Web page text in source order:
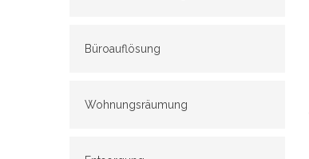
Büroauflösung
Wohnungsräumung